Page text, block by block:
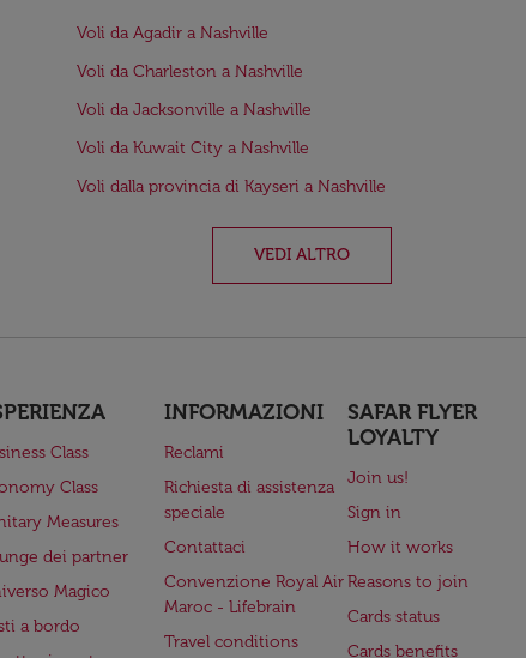
Voli da Agadir a Nashville
Voli da Charleston a Nashville
Voli da Jacksonville a Nashville
Voli da Kuwait City a Nashville
Voli dalla provincia di Kayseri a Nashville
VEDI ALTRO
Class
Class
Measures
dei partner
Magico
a bordo
INFORMAZIONI
Reclami
Richiesta di assistenza
speciale
Contattaci
Convenzione Royal Air
Maroc - Lifebrain
Travel conditions
SAFAR FLYER
LOYALTY
Join us!
Sign in
How it works
Reasons to join
Cards status
Cards benefits